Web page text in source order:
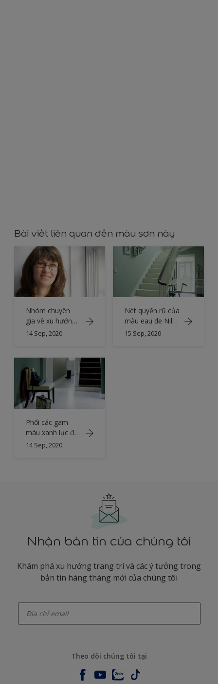
Bài viết liên quan đến màu sơn này
Nhóm chuyên
gia về xu hướng
màu sắc
14 Sep, 2020
Nét quyến rũ của
màu eau de Nil
(xanh lục xám)
15 Sep, 2020
Phối các gam
màu xanh lục để
tạo nên một tiền
14 Sep, 2020
Nhận bản tin của chúng tôi
Khám phá xu hướng trang trí và các ý tưởng trong
bản tin hàng tháng mới của chúng tôi
Theo dõi chúng tôi tại